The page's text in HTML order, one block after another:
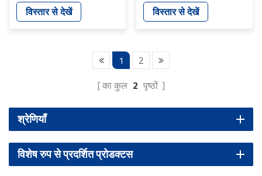
विस्तार से देखें विस्तार से देखें
1
2
का कुल 2 पृष्ठों
श्रेणियाँ
विशेष रुप से प्रदर्शित प्रोडक्टस